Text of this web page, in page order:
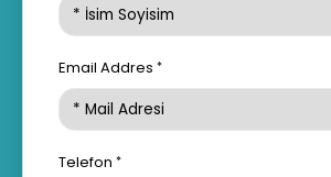
Email Addres
Telefon